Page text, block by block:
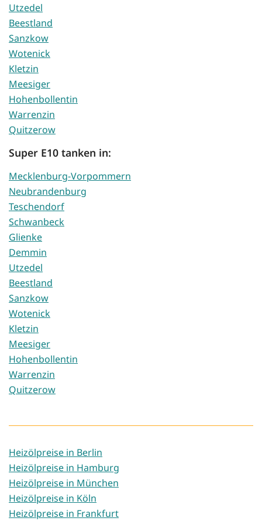
Utzedel
Beestland
Sanzkow
Wotenick
Kletzin
Meesiger
Hohenbollentin
Warrenzin
Quitzerow
Super E10 tanken in:
Mecklenburg-Vorpommern
Neubrandenburg
Teschendorf
Schwanbeck
Glienke
Demmin
Utzedel
Beestland
Sanzkow
Wotenick
Kletzin
Meesiger
Hohenbollentin
Warrenzin
Quitzerow
Heizölpreise in Berlin
Heizölpreise in Hamburg
Heizölpreise in München
Heizölpreise in Köln
Heizölpreise in Frankfurt